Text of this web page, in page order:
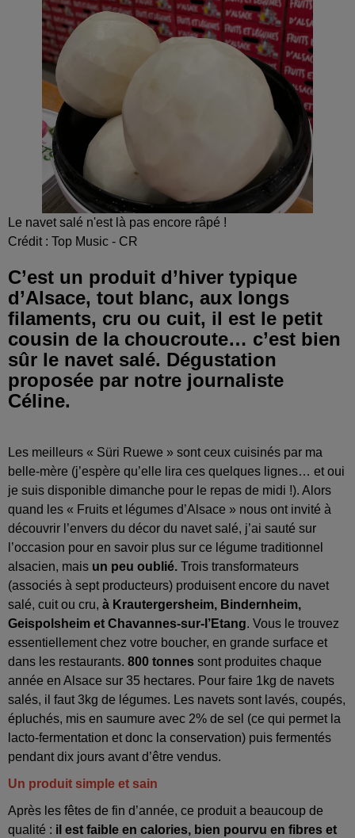
Le navet salé n'est là pas encore râpé !
Crédit : Top Music - CR
C’est un produit d’hiver typique
d’Alsace, tout blanc, aux longs
filaments, cru ou cuit, il est le petit
cousin de la choucroute… c’est bien
sûr le navet salé. Dégustation
proposée par notre journaliste
Céline.
Les meilleurs « Süri Ruewe » sont ceux cuisinés par ma
belle-mère (j’espère qu’elle lira ces quelques lignes… et oui
je suis disponible dimanche pour le repas de midi !). Alors
quand les « Fruits et légumes d’Alsace » nous ont invité à
découvrir l’envers du décor du navet salé, j’ai sauté sur
l’occasion pour en savoir plus sur ce légume traditionnel
alsacien, mais un peu oublié. Trois transformateurs
(associés à sept producteurs) produisent encore du navet
salé, cuit ou cru, à Krautergersheim, Bindernheim,
Geispolsheim et Chavannes-sur-l’Etang. Vous le trouvez
essentiellement chez votre boucher, en grande surface et
dans les restaurants. 800 tonnes sont produites chaque
année en Alsace sur 35 hectares. Pour faire 1kg de navets
salés, il faut 3kg de légumes. Les navets sont lavés, coupés,
épluchés, mis en saumure avec 2% de sel (ce qui permet la
lacto-fermentation et donc la conservation) puis fermentés
pendant dix jours avant d’être vendus.
Un produit simple et sain
Après les fêtes de fin d’année, ce produit a beaucoup de
qualité : il est faible en calories, bien pourvu en fibres et